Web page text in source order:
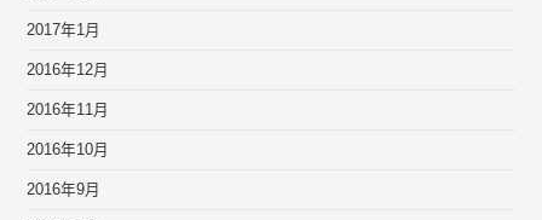
2017年1月
2016年12月
2016年11月
2016年10月
2016年9月